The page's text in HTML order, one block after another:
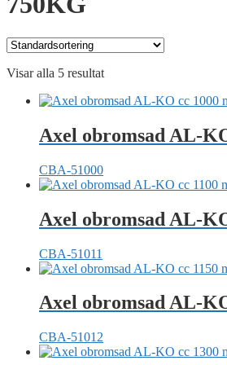
Visar alla 5 resultat
Axel obromsad AL-
CBA-51000
Axel obromsad AL-
CBA-51011
Axel obromsad AL-
CBA-51012